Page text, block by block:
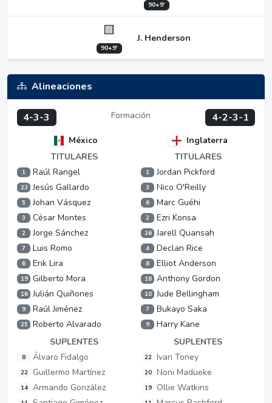
90+9'
🟨
90+9'
J. Henderson
Alineaciones
4-3-3 Formación 4-2-3-1
México
TITULARES
1 Raúl Rangel
23 Jesús Gallardo
5 Johan Vásquez
3 César Montes
2 Jorge Sánchez
7 Luis Romo
6 Erik Lira
19 Gilberto Mora
16 Julián Quiñones
9 Raúl Jiménez
25
Roberto Alvarado
SUPLENTES
8 Álvaro Fidalgo
22 Guillermo Martínez
14 Armando González
Inglaterra
TITULARES
1 Jordan Pickford
3 Nico O'Reilly
6 Marc Guéhi
2 Ezri Konsa
26 Jarell Quansah
4 Declan Rice
8 Elliot Anderson
18 Anthony Gordon
10 Jude Bellingham
7 Bukayo Saka
9
Harry Kane
SUPLENTES
22 Ivan Toney
20 Noni Madueke
19 Ollie Watkins